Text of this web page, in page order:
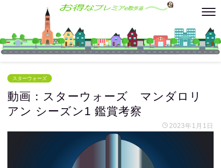
スターウォーズ
動画：スターウォーズ マンダロリ
アン シーズン1 鑑賞考察
2023年1月1日